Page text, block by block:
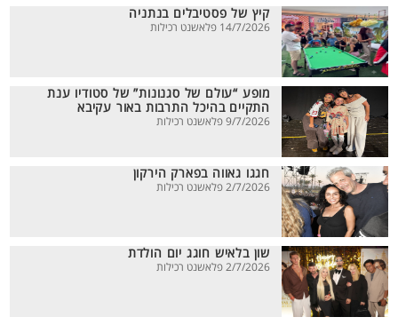
קיץ של פסטיבלים בנתניה
14/7/2026 פלאשנט רכילות
מופע “עולם של סגנונות” של סטודיו ענת
התקיים בהיכל התרבות באור עקיבא
9/7/2026 פלאשנט רכילות
חגגו גאווה בפארק הירקון
2/7/2026 פלאשנט רכילות
שון בלאיש חוגג יום הולדת
2/7/2026 פלאשנט רכילות